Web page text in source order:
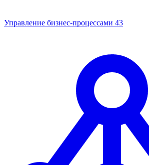
Управление бизнес-процессами 43